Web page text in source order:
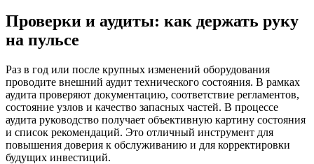
Проверки и аудиты: как держать руку
на пульсе
Раз в год или после крупных изменений оборудования
проводите внешний аудит технического состояния. В рамках
аудита проверяют документацию, соответствие регламентов,
состояние узлов и качество запасных частей. В процессе
аудита руководство получает объективную картину состояния
и список рекомендаций. Это отличный инструмент для
повышения доверия к обслуживанию и для корректировки
будущих инвестиций.